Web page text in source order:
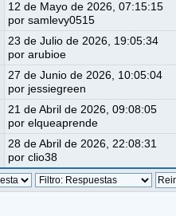
12 de Mayo de 2026, 07:15:15
porsamlevy0515
23 de Julio de 2026, 19:05:34
porarubioe
27 de Junio de 2026, 10:05:04
por jessiegreen
21 de Abril de 2026, 09:08:05
porelqueaprende
28 de Abril de 2026, 22:08:31
porclio38